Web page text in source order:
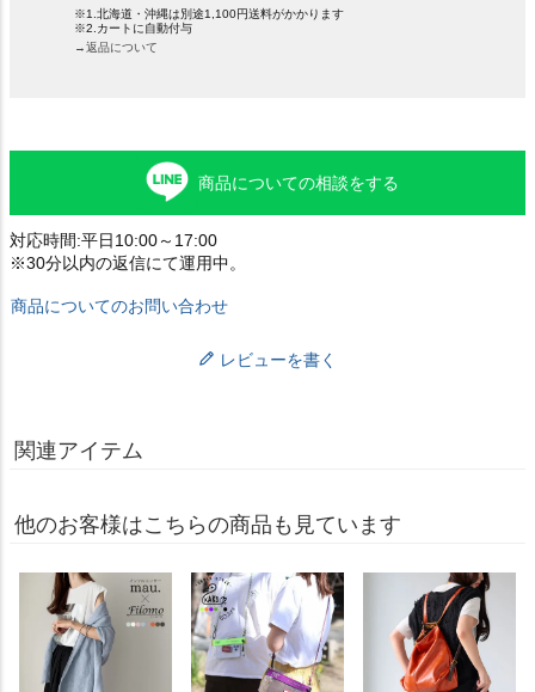
※1.北海道・沖縄は別途1,100円送料がかかります
※2.カートに自動付与
→返品について
商品についての相談をする
対応時間:平日10:00～17:00
※30分以内の返信にて運用中。
商品についてのお問い合わせ
レビューを書く
関連アイテム
他のお客様はこちらの商品も見ています